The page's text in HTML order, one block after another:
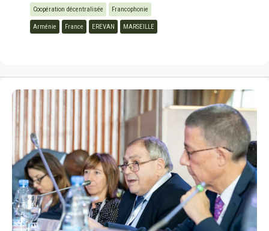
Coopération décentralisée Francophonie
Arménie France EREVAN MARSEILLE